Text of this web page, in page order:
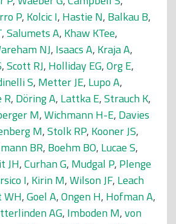
P, Kolcic I, Hastie N, Balkau B,
,Salumets A, Khaw KTee,
NJ, Isaacs A, Kraja A,
,Scott RJ, Holliday EG,Org E,
S, Metter JE, Lupo A,
R, Döring A, Lattka E,Strauch K,
M,Wichmann H-E, Davies
M,Stolk RP, Kooner JS,
BR, Boehm BO, Lucae S,
JH,Curhan G, Mudgal P, Plenge
I, Kirin M,Wilson JF, Leach
WH,Goel A,Ongen H, Hofman A,
AG, Imboden M,von